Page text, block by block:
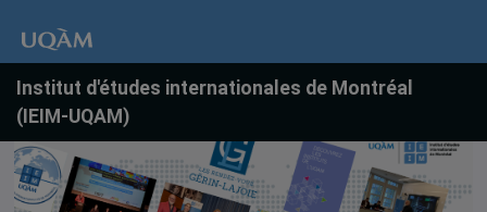
Institut d'études internationales de Montréal
(IEIM-UQAM)